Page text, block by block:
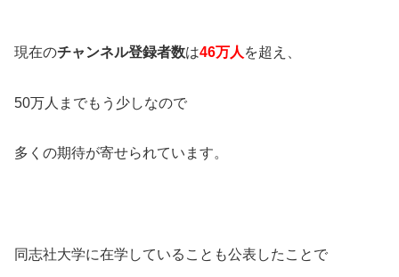
現在のチャンネル登録者数は46万人 を超え、
50万人までもう少しなので
多くの期待が寄せられています。
同志社大学に在学していることも公表したことで